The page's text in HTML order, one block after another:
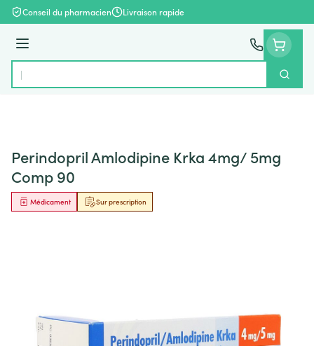
Aller au contenu
Conseil du pharmacien Livraison rapide
Menu
Rechercher
Perindopril Amlodipine Krka 4mg/ 5mg
Comp 90
Sur prescription
Médicament